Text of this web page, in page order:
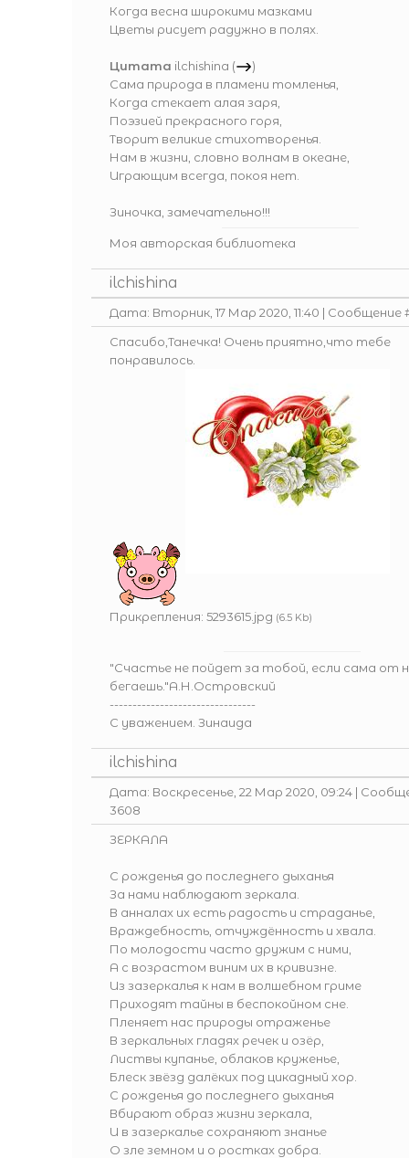
Когда весна широкими мазками
Цветы рисует радужно в полях.
Цитата ilchishina (
)
Сама природа в пламени томленья,
Когда стекает алая заря,
Поэзией прекрасного горя,
Творит великие стихотворенья.
Нам в жизни, словно волнам в океане,
Играющим всегда, покоя нет.
Зиночка, замечательно!!!
Моя авторская библиотека
ilchishina
Дата: Вторник, 17 Мар 2020, 11:40 | Сообщение
Спасибо,Танечка! Очень приятно,что тебе
понравилось.
Прикрепления: 5293615.jpg (6.5 Kb)
"Счастье не пойдет за тобой, если сама от
бегаешь."А.Н.Островский
--------------------------------
С уважением. Зинаида
ilchishina
Дата: Воскресенье, 22 Мар 2020, 09:24 |
3608
ЗЕРКАЛА
С рожденья до последнего дыханья
За нами наблюдают зеркала.
В анналах их есть радость и страданье,
Враждебность, отчуждённость и хвала.
По молодости часто дружим с ними,
А с возрастом виним их в кривизне.
Из зазеркалья к нам в волшебном гриме
Приходят тайны в беспокойном сне.
Пленяет нас природы отраженье
В зеркальных гладях речек и озёр,
Листвы купанье, облаков круженье,
Блеск звёзд далёких под цикадный хор.
С рожденья до последнего дыханья
Вбирают образ жизни зеркала,
И в зазеркалье сохраняют знанье
О зле земном и о ростках добра.